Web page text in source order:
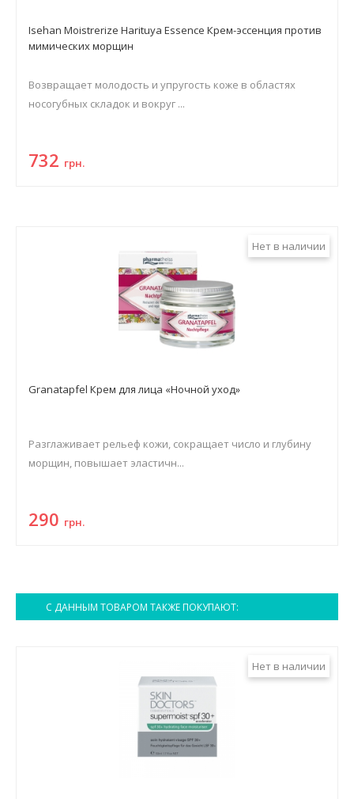
Isehan Moistrerize Harituya Essence Крем-эссенция против
мимических морщин
Возвращает молодость и упругость коже в областях
носогубных складок и вокруг ...
732 грн.
Нет в наличии
Granatapfel Крем для лица «Ночной уход»
Разглаживает рельеф кожи, сокращает число и глубину
морщин, повышает эластичн...
290 грн.
С ДАННЫМ ТОВАРОМ ТАКЖЕ ПОКУПАЮТ:
Нет в наличии